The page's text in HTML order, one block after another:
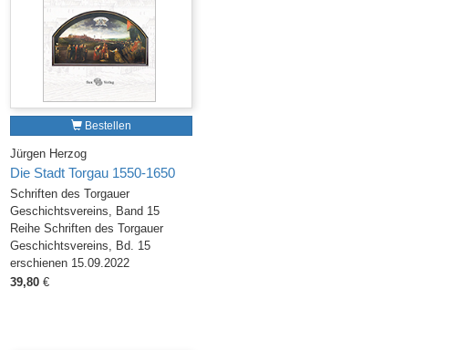
Bestellen
Jürgen Herzog
Die Stadt Torgau 1550-1650
Schriften des Torgauer
Geschichtsvereins, Band 15
Reihe Schriften des Torgauer
Geschichtsvereins, Bd. 15
erschienen 15.09.2022
39,80 €